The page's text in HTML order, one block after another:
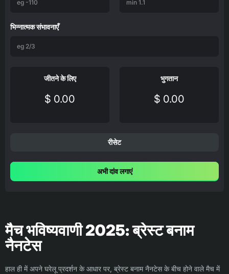
भिन्नात्मक संभावनाएँ
जीतने के लिए
$ 0.00
भुगतान
$ 0.00
रीसेट
अभी दांव लगाएं
मैच भविष्यवाणी 2025: ब्रेस्ट बनाम
नैनटेस
हाल ही में अपने घरेलू प्रदर्शन के आधार पर, ब्रेस्ट बनाम नैनटेस के बीच होने वाले मैच में